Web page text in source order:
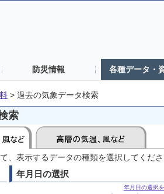
防災情報 各種データ・
> 過去の気象データ検索
索
、表示するデータの種類を選択してくだ
年月日の選択
年月日の選択